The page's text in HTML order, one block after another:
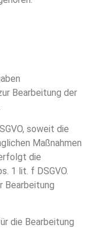
Bearbeitung der
soweit die
Maßnahmen
die
1 lit. f DSGVO.
Bearbeitung
die Bearbeitung